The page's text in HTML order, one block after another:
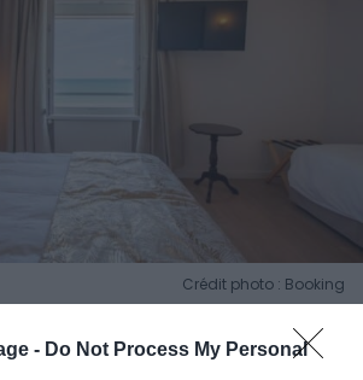
- Do Not Process My Personal
Crédit photo : Booking
la carte